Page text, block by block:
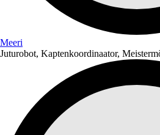
Meeri
Juturobot, Kaptenkoordinaator,